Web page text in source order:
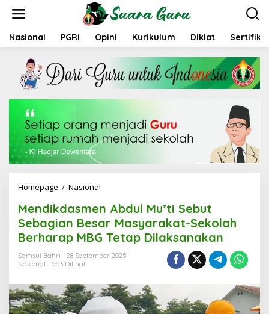
t
Nasional PGRI Opini Kurikulum Diklat
Homepage / Nasional
n
d
i
k
d
m
e
Mendikdasmen Abdul Mu’ti Sebut
Sebagian Besar Masyarakat-Sekolah
Berharap MBG Tetap Dilaksanakan
Samsul Bahri
28 September 2025
Nasional
553 Dilihat